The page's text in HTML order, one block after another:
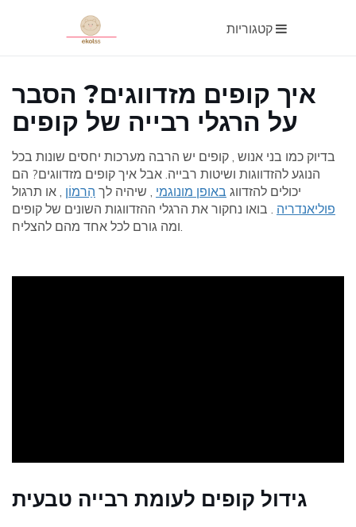
קטגוריות
איך קופים מזדווגים? הסבר
על הרגלי רבייה של קופים
בדיוק כמו בני אנוש , קופים יש הרבה מערכות יחסים שונות בכל
הנוגע להזדווגות ושיטות רבייה. אבל איך קופים מזדווגים? הם
יכולים להזדווג באופן מונוגמי , שיהיה לך הַרמוֹן , או תרגול
פוליאנדריה . בואו נחקור את הרגלי ההזדווגות השונים של קופים
ומה גורם לכל אחד מהם להצליח.
גידול קופים לעומת רבייה טבעית